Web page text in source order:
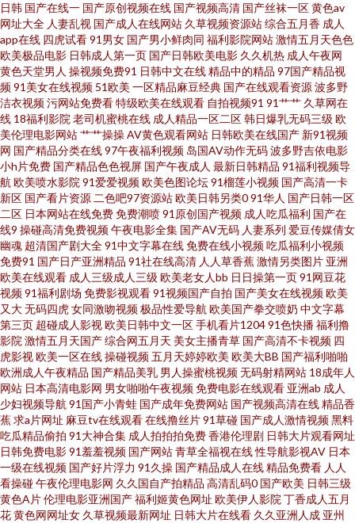
午夜寂寞影视院 欧美日韩国 黄色美女视频 成人嫩草97A片 91热资源站 熟女
人妻一二区 日本A网址 亚洲黄色在线看 影音先锋国产性爱 影音先锋黄区 91
愛愛 午夜无码理论 欧美性爱A片 一级肏屄 TS人妖丝袜自慰 国产高清精品二区
狼友激情网 女同互相扣逼视频 韩国人妻Av wwwav大全 亚洲有码中文字幕 婷
婷一级视频 亚洲色情传媒电影 日韩黄色影院 久久伊人艹艹 国内福利视频 成
人蝌蚪 91亚洲色图在线 先锋影院光棍影院 日本成人黄色电影 久久伊人免费
国产极品久久 美女网站在线观看 国产一二一二级 www日夜夜无码 91免费小
网站 午夜日韩AV影院 日韩影视 另类av专区 国产操女人 97人人香蕉 午夜熟女
av影院 日本特黄 玖玖av影院 国产传媒第三页 91在线不卡 亚洲超碰在线57 日
韩国产在线 内射精品 国产精品黄 99热香港 亚洲欧美韩日精品 日韩中文字幕
专区 蜜桃抖阴 国产欧美一区二区 AV福利在线 亚洲人妖无码 无码AV电影 人妖
综合 精品国产久 国产第页 97午夜啪啪视频 免费网页免费黄 免费看黃色网 护
士AV采精AV 成人97 97玖玖超碰 亚洲AV操逼 日本色图欧美色图 久操资源福
日韩 国产在线一 国产原创视频在线 国产视频高清 国产丝袜一区黄色av
网址大全 人妻乱视 国产成人在线网站 久草视频资源站综合五月香 成人
app在线 四虎试看91男女 国产男小鲜肉同 福利影院网站激情五月天色色
欧美极品电影 日韩成人第一页 国产日韩欧美电影 久久机热 成人午夜网
黄色天堂男人 操视频免费91 日韩中文在线精品中的精品 97国产精品视
频91美女在线视频 51欧美 一区精品麻豆经典 国产在线观看资源波多野
洁衣视频污网站免费看特级欧美在线观看 自拍视频91 91艹艹 久草网在
线 18福利影院老司机蜜桃在线 成人精品一区二区韩日爆乳无码三级 欧
美伦理电影网站艹艹操操AV黄色观看网站 日韩欧美在线国产 新91视频
网 国产精品分类在线97午夜福利视频 岛国AV动作无码波多野吉依电影
小h片免费 国产精品色色视屏 国产午夜成人 最新日韩精品 91福利视频导
航欧美喷水影院91爱爱视频欧美色图论坛91榴莲小视频 国产高清一卡
新区 国产看片资源二色吧97资源站欧美日韩另类091华人 国产日韩一区
二区 日本网站在线免费免费潮喷91原创国产视频 成人吃瓜福利 国产在
线9 操碰高清免费视频午夜电影全集 国产AV无码 人妻系列 爱豆传媒倩女
幽魂 超清国产剧大全91中文字幕在线免费在线小视频吃瓜福利小视频
免费91 国产日产亚洲精品 91社在线高清 人人草香蕉激情另类图片 亚洲
欧美在线观看 成人三级成人三级 欧美老女人bb 日日操第一页91网豆花
视频91福利剧场 免费影视观看91视频国产自拍 国产美女在线视频欧美
又大无码四虎女同激吻视频极品性爱导航欧美国产拳交喷奶 中文字幕
第三页 超碰成人影视欧美日韩中文一区手机看片120491色快播福利撸
影院激情五月天国产综合网五月天 美女主播青草 国产高清不卡视频 四
虎影视欧美一区在线操碰视频五月天婷婷欧美 欧美大BB 国产福利啪啪
欧洲成人午夜精品 国产精品美乳 男人操蜜桃视频无码射精网站 18成年人
网站 日本高清电影网 男女啪啪午夜视频免费电影在线观看 亚洲ab 成人
少妇视频导航91国产小青蛙 国产成年免费网站 国产视频高清在线精品香
蕉求a片网址 麻豆tv在线观看在线撸丝片91草碰 国产成人激情视频黑料
吃瓜精品偷拍 91大神合集 成人拍拍拍免费香港伦理剧 日韩大片观看网址
日韩免费电影91羞羞视频 国产网站青草全福视在线性导航影视AV 日本
一级在线视频 国产好片浮力 91久操 国产精品成人在线精品免费看 人人
看操碰午夜伦理电影网 久久国自产拍精品 高清乱码0 国产欧美 日韩三级
黄色A片伦理电影亚洲国产福利姬黄色网址 欧美伊人影院丁香成人五月
花黄色网网址女 久草视频最新网址 日韩大片在线看 久久亚洲人成 亚州